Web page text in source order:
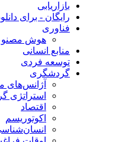
بازاریابی
رایگان - برای
فناوری
هوش
منابع انسانی
توسعه فردی
گردشگری
آژانس‌های
استراتژی
اقتصاد
اکوتوریسم